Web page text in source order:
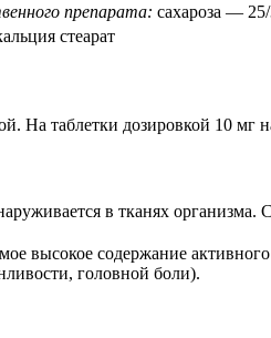
препарата: сахароза —
стеарат
На таблетки дозировкой 10 мг
в тканях организма. C
высокое содержание
головной боли).